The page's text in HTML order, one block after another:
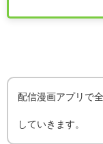
配信漫画アプリで
していきます。